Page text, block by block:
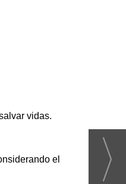
vidas.
el